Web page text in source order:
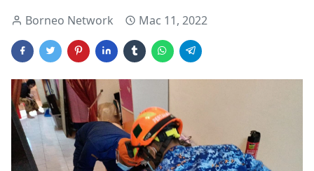
Borneo Network Mac 11, 2022